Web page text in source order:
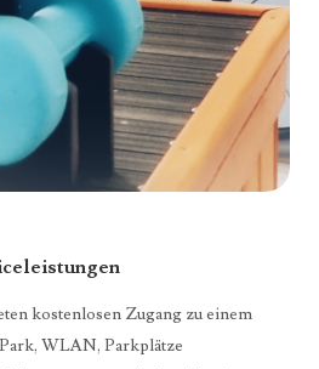
kostenlosen Zugang zu einem
WLAN, Parkplätze